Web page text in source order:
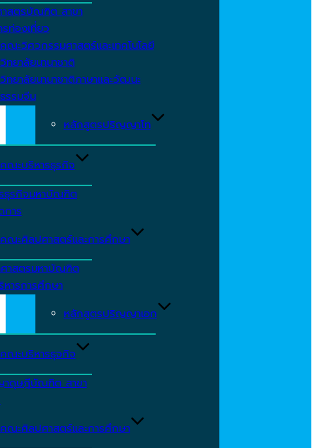
สตรบัณฑิต สาขา
ท่องเที่ยว
คณะวิศวกรรมศาสตร์และเทคโนโลยี
วิทยาลัยนานาชาติ
วิทยาลัยนานาชาติภาษาและวัฒนะ
ธรรมจีน
หลักสูตรปริญญาโท
คณะบริหารธุรกิจ
ธุรกิจมหาบัณฑิต
การ
คณะศิลปศาสตร์และการศึกษา
าสตรมหาบัณฑิต
หารการศึกษา
หลักสูตรปริญญาเอก
คณะบริหารธุจกิจ
ดุษฎีบัณฑิต สาขา
คณะศิลปศาสตร์และการศึกษา